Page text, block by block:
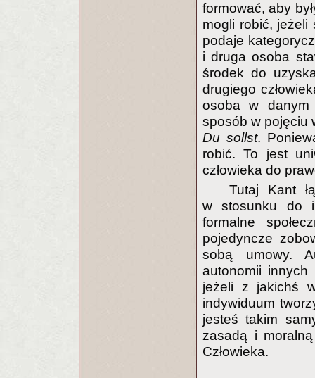
formować, aby
mogli robić, jeżeli
podaje
i druga osoba
środek do
drugiego
osoba w
sposób w pojęciu
Du sollst.
robić. To jest
człowieka do
Tutaj Kant
w stosunku do
formalne
pojedyncze
sobą umowy.
autonomii
jeżeli z jakichś
indywiduum
jesteś takim
zasadą i
Człowieka.